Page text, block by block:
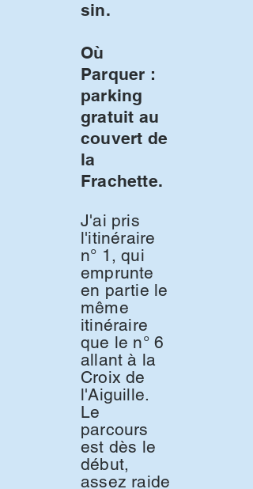
sin.
Où
Parquer :
parking
gratuit au
couvert de
la
Frachette.
J'ai pris
l'itinéraire
n° 1, qui
emprunte
en partie le
même
itinéraire
que le n° 6
allant à la
Croix de
l'Aiguille.
Le
parcours
est dès le
début,
assez raide